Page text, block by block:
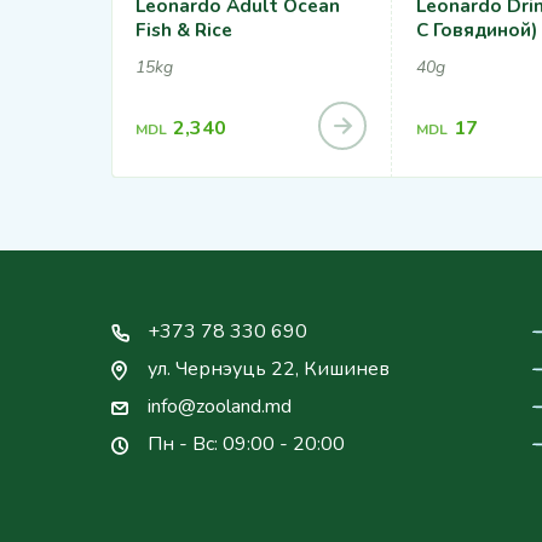
Leonardo Adult Ocean
Fish & Rice
15kg
MDL 2,340
Leonardo
С Говядиной)
40g
MDL 17
+373 78 330 690
ул. Чернэуць 22, Кишинев
info@zooland.md
Пн - Вс: 09:00 - 20:00